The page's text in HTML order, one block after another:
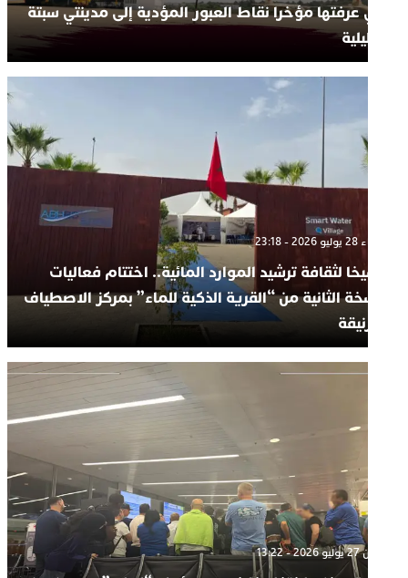
عرفتها مؤخرا نقاط العبور المؤدية إلى مدينتي سبتة
لثقافة ترشيد الموارد المائية.. اختتام فعاليات
الثانية من “القرية الذكية للماء” بمركز الاصطياف